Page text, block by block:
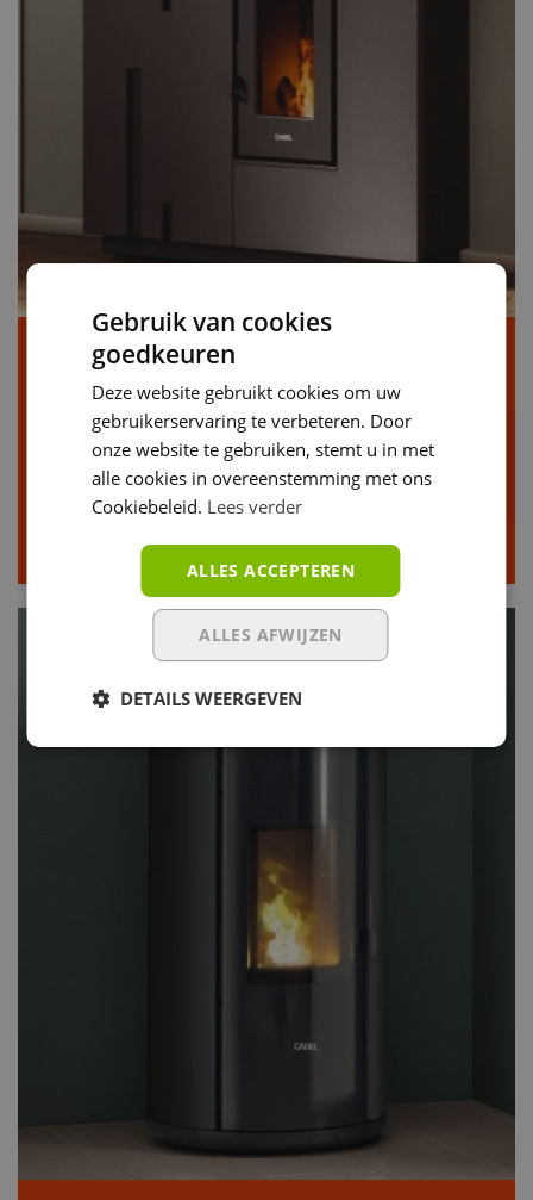
Cadel Baggy - 7
Verw. volume:
165m³
Kilowattage:
6.9 KWh
Beschikbare kleuren
zwart
Klik voor meer info
Gebruik van cookies
goedkeuren
Deze website gebruikt cookies om uw
gebruikerservaring te verbeteren. Door
onze website te gebruiken, stemt u in met
alle cookies in overeenstemming met ons
Cookiebeleid. Lees verder
ALLES ACCEPTEREN
ALLES AFWIJZEN
DETAILS WEERGEVEN